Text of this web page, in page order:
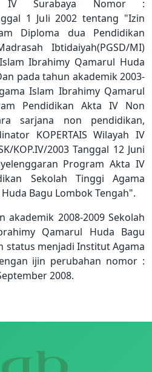
IV Surabaya Nomor :
1 Juli 2002 tentang "Izin
Diploma dua Pendidikan
Ibtidaiyah(PGSD/MI)
Ibrahimy Qamarul Huda
pada tahun akademik 2003-
Islam Ibrahimy Qamarul
Pendidikan Akta IV Non
sarjana non pendidikan,
KOPERTAIS Wilayah IV
KOP.IV/2003 Tanggal 12 Juni
Program Akta IV
Sekolah Tinggi Agama
Bagu Lombok Tengah".
2008-2009 Sekolah
Qamarul Huda Bagu
status menjadi Institut Agama
ijin perubahan nomor :
2008.